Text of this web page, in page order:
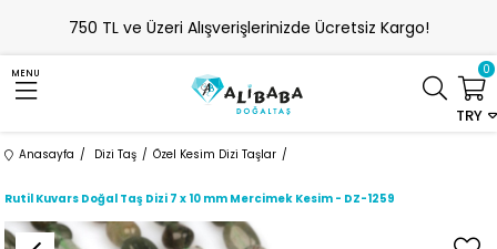
750 TL ve Üzeri Alışverişlerinizde Ücretsiz Kargo!
MENU
TRY
0
Anasayfa Dizi Taş Özel Kesim Dizi Taşlar
Rutil Kuvars Doğal Taş Dizi 7 x 10 mm Mercimek Kesim - DZ-1259